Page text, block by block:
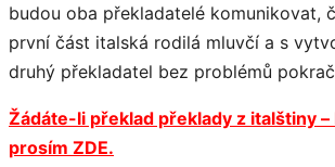
budou oba překladatelé komunikovat,
první část italská rodilá mluvčí a s
druhý překladatel bez problémů
Žádáte-li překlad překlady z italštiny
prosím ZDE.